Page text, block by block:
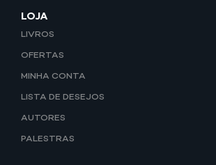
LOJA
LIVROS
OFERTAS
MINHA CONTA
LISTA DE DESEJOS
AUTORES
PALESTRAS